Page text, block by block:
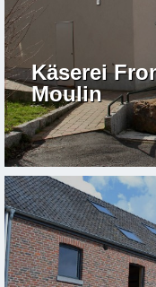
Käserei
Moulin